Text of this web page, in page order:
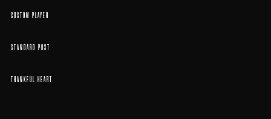
CUSTOM PLAYER
STANDARD POST
THANKFUL HEART